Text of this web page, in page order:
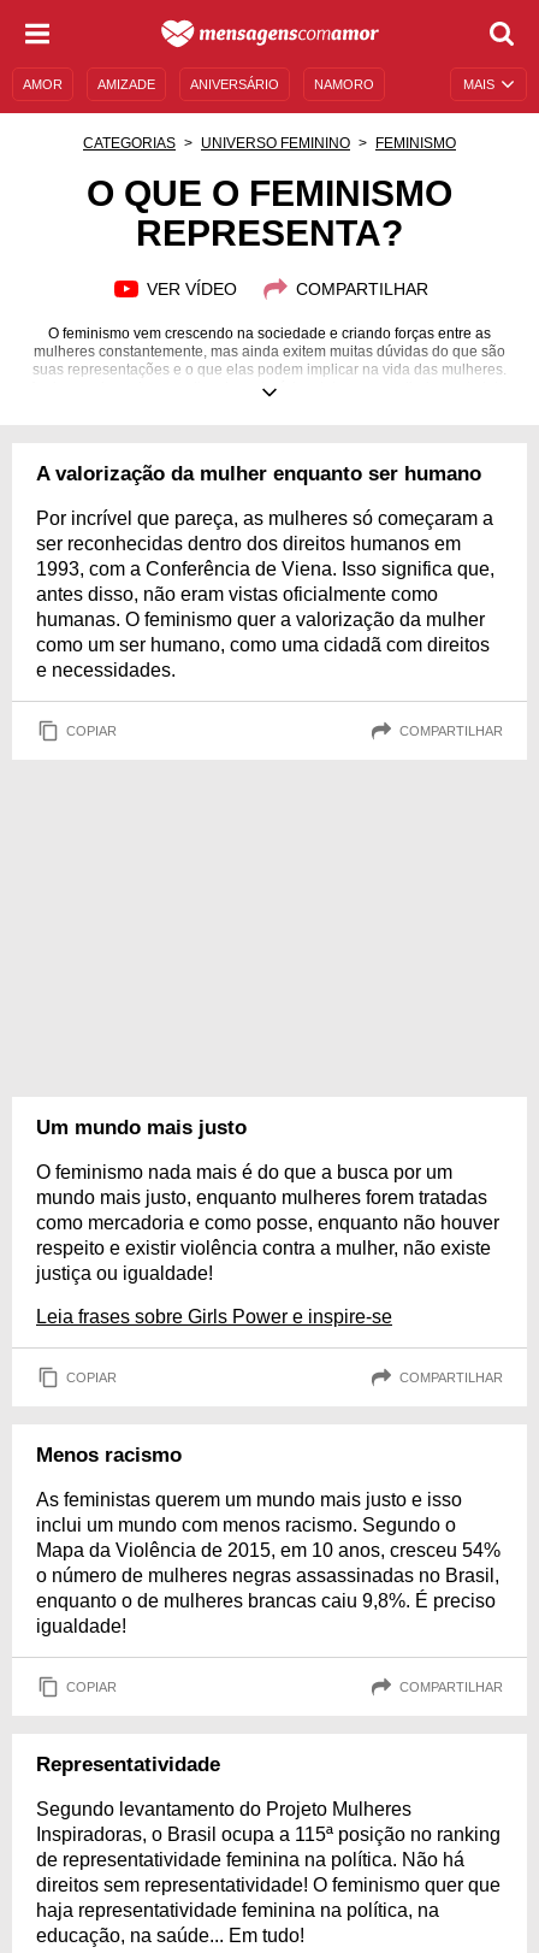
MAIS
AMOR AMIZADE ANIVERSÁRIO NAMORO
MENSAGENS E FRASES MENSAGENS DE ANIVERSÁRIO
CATEGORIAS UNIVERSO FEMININO FEMINISMO
O QUE O FEMINISMO
REPRESENTA?
VER VÍDEO COMPARTILHAR
O feminismo vem crescendo na sociedade e criando forças entre as
mulheres constantemente, mas ainda exitem muitas dúvidas do que são
suas representações e o que elas podem implicar na vida das mulheres.
Assim, aqui reunimos muitos dos princípios dele e o que diariamente luta-
A valorização da mulher enquanto ser humano
Por incrível que pareça, as mulheres só começaram a
ser reconhecidas dentro dos direitos humanos em
1993, com a Conferência de Viena. Isso significa que,
antes disso, não eram vistas oficialmente como
humanas. O feminismo quer a valorização da mulher
como um ser humano, como uma cidadã com direitos
e necessidades.
COPIAR COMPARTILHAR
Um mundo mais justo
O feminismo nada mais é do que a busca por um
mundo mais justo, enquanto mulheres forem tratadas
como mercadoria e como posse, enquanto não houver
respeito e existir violência contra a mulher, não existe
justiça ou igualdade!
Leia frases sobre Girls Power e inspire-se
COPIAR COMPARTILHAR
Menos racismo
As feministas querem um mundo mais justo e isso
inclui um mundo com menos racismo. Segundo o
Mapa da Violência de 2015, em 10 anos, cresceu 54%
o número de mulheres negras assassinadas no Brasil,
enquanto o de mulheres brancas caiu 9,8%. É preciso
igualdade!
COPIAR COMPARTILHAR
Representatividade
Segundo levantamento do Projeto Mulheres
Inspiradoras, o Brasil ocupa a 115ª posição no ranking
de representatividade feminina na política. Não há
direitos sem representatividade! O feminismo quer que
haja representatividade feminina na política, na
educação, na saúde... Em tudo!